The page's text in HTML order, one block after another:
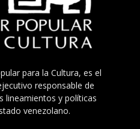
para la Cultura, es el
responsable de
lineamientos y políticas
venezolano.